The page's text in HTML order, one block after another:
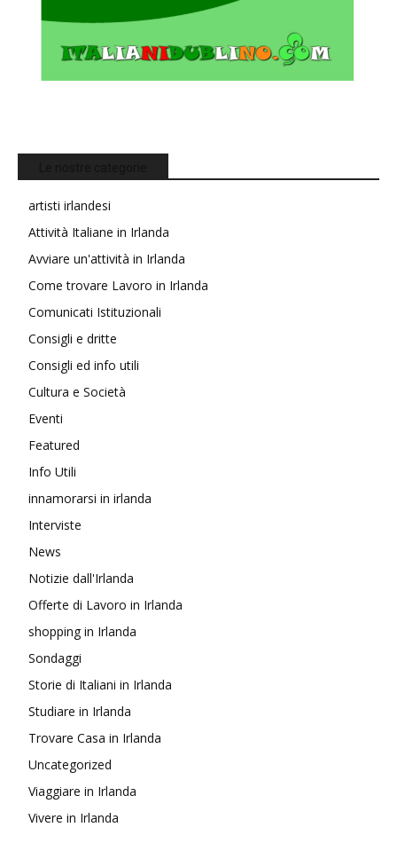
artisti irlandesi
Attività Italiane in Irlanda
Avviare un'attività in Irlanda
Come trovare Lavoro in Irlanda
Comunicati Istituzionali
Consigli e dritte
Consigli ed info utili
Cultura e Società
Eventi
Featured
Info Utili
innamorarsi in irlanda
Interviste
News
Notizie dall'Irlanda
Offerte di Lavoro in Irlanda
shopping in Irlanda
Sondaggi
Storie di Italiani in Irlanda
Studiare in Irlanda
Trovare Casa in Irlanda
Uncategorized
Viaggiare in Irlanda
Vivere in Irlanda